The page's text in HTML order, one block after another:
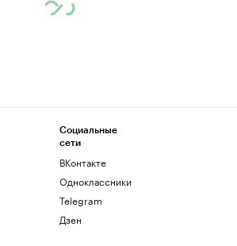
Социальные
сети
ВКонтакте
Одноклассники
Telegram
Дзен